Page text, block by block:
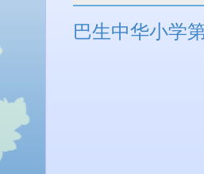
巴生中华小学